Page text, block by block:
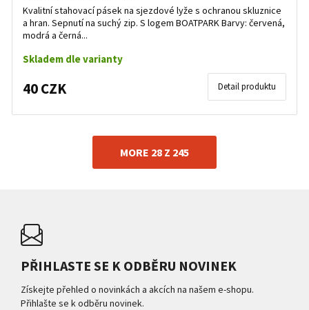
Kvalitní stahovací pásek na sjezdové lyže s ochranou skluznice
a hran. Sepnutí na suchý zip. S logem BOATPARK Barvy: červená,
modrá a černá...
Skladem dle varianty
40 CZK Detail produktu
MORE 28 Z 245
PŘIHLASTE SE K ODBĚRU NOVINEK
Získejte přehled o novinkách a akcích na našem e-shopu.
Přihlašte se k odběru novinek.